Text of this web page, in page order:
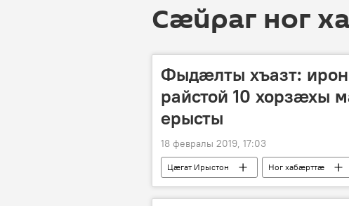
Сӕйраг ног
Фыдӕлты хъазт:
райстой 10 хорзӕхы
ерысты
18 февралы 2019, 17:03
Цӕгат Ирыстон Ног хабӕрттӕ